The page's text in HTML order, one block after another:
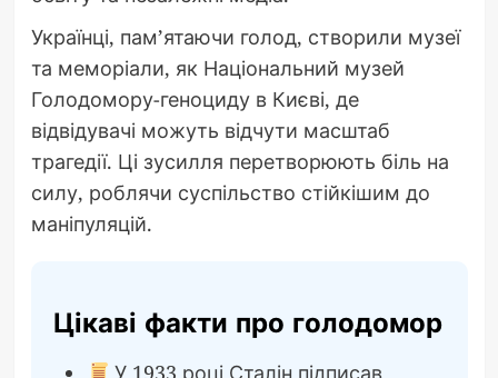
Українці, пам’ятаючи голод, створили музеї
та меморіали, як Національний музей
Голодомору-геноциду в Києві, де
відвідувачі можуть відчути масштаб
трагедії. Ці зусилля перетворюють біль на
силу, роблячи суспільство стійкішим до
маніпуляцій.
Цікаві факти про голодомор